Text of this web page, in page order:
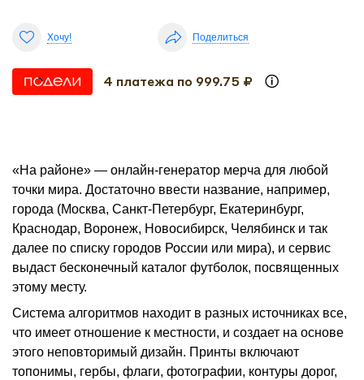
Хочу! Поделиться
4 платежа по 999.75 ₽
«На районе» — онлайн-генератор мерча для любой
точки мира. Достаточно ввести название, например,
города (Москва, Санкт-Петербург, Екатеринбург,
Краснодар, Воронеж, Новосибирск, Челябинск и так
далее по списку городов России или мира), и сервис
выдаст бесконечный каталог футболок, посвященных
этому месту.
Система алгоритмов находит в разных источниках все,
что имеет отношение к местности, и создает на основе
этого неповторимый дизайн. Принты включают
топонимы, гербы, флаги, фотографии, контуры дорог,